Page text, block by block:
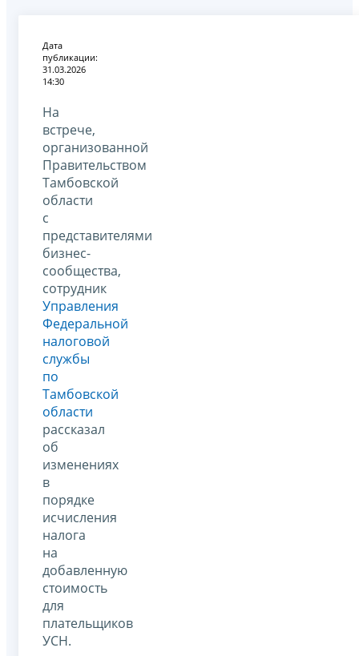
Дата
публикации:
31.03.2026
14:30
На
встрече,
организованной
Правительством
Тамбовской
области
с
представителями
бизнес-
сообщества,
сотрудник
Управления
Федеральной
налоговой
службы
по
Тамбовской
области
рассказал
об
изменениях
в
порядке
исчисления
налога
на
добавленную
стоимость
для
плательщиков
УСН.